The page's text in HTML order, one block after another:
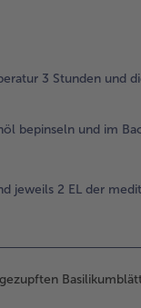
3 Stunden und
bepinseln und im
jeweils 2 EL der